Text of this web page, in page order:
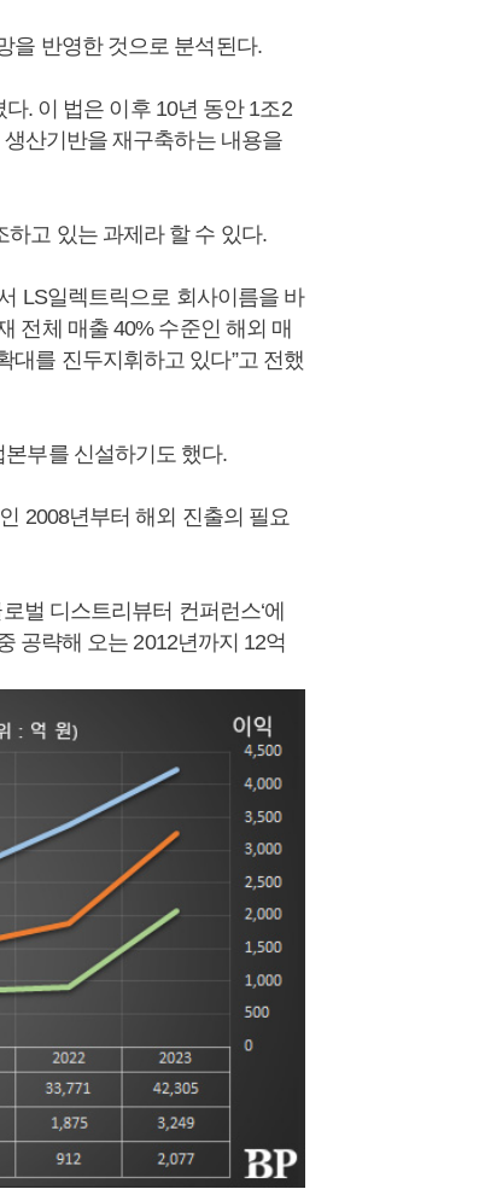
을 반영한 것으로 분석된다.
. 이 법은 이후 10년 동안 1조2
산기반을 재구축하는 내용을
고 있는 과제라 할 수 있다.
LS일렉트릭으로 회사이름을 바
전체 매출 40% 수준인 해외 매
대를 진두지휘하고 있다”고 전했
부를 신설하기도 했다.
2008년부터 해외 진출의 필요
벌 디스트리뷰터 컨퍼런스‘에
공략해 오는 2012년까지 12억